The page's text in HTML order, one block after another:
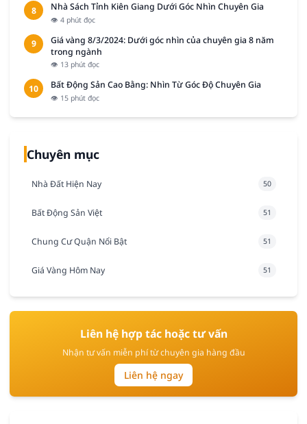
8 Nhà Sách Tỉnh Kiên Giang Dưới Góc Nhìn Chuyên Gia
👁 4 phút đọc
9
Giá vàng 8/3/2024: Dưới góc nhìn của chuyên gia 8 năm
trong ngành
👁 13 phút đọc
10 Bất Động Sản Cao Bằng: Nhìn Từ Góc Độ Chuyên Gia
👁 15 phút đọc
Chuyên mục
Nhà Đất Hiện Nay 50
Bất Động Sản Việt 51
Chung Cư Quận Nổi Bật 51
Giá Vàng Hôm Nay 51
Liên hệ hợp tác hoặc tư vấn
Nhận tư vấn miễn phí từ chuyên gia hàng đầu
Liên hệ ngay